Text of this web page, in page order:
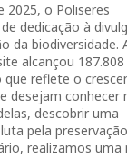
2025, o Poliseres
dedicação à
da biodiversidade.
alcançou 187.808
que reflete o
desejam conhecer
descobrir uma
pela
realizamos uma